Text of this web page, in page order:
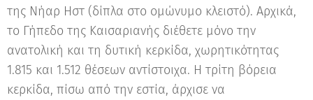
της Νήαρ Ηστ (δίπλα στο ομώνυμο κλειστό). Αρχικά,
το Γήπεδο της Καισαριανής διέθετε μόνο την
ανατολική και τη δυτική κερκίδα, χωρητικότητας
1.815 και 1.512 θέσεων αντίστοιχα. Η τρίτη βόρεια
κερκίδα, πίσω από την εστία, άρχισε να